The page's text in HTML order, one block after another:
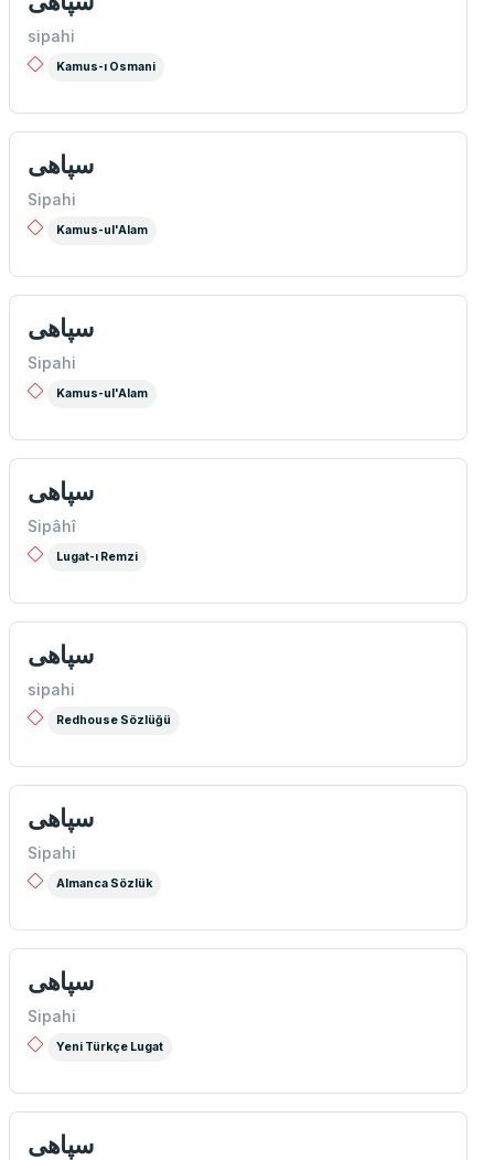
sipahi
Kamus-ı Osmani
سپاهی
Sipahi
Kamus-ul'Alam
سپاهی
Sipahi
Kamus-ul'Alam
سپاهی
Sipâhî
Lugat-ı Remzi
سپاهی
sipahi
Redhouse Sözlüğü
سپاهی
Sipahi
Almanca Sözlük
سپاهی
Sipahi
Yeni Türkçe Lugat
سپاهی